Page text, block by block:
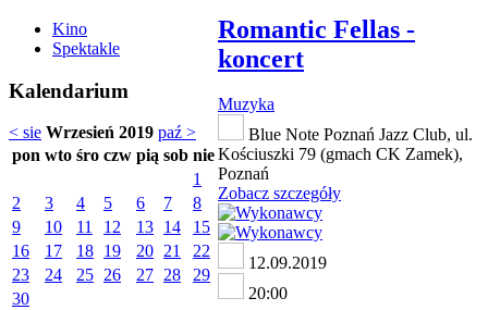
Kino
Spektakle
Kalendarium
< sie Wrzesień 2019 paź >
pon wto śro czw pią sob nie
1
2
3 4 5 6 7
8
9
10 11 12 13 14
15
16
17 18 19 20 21
22
23
24 25 26 27 28
29
30
Romantic Fellas -
koncert
Muzyka
Blue Note Poznań Jazz Club, ul.
Kościuszki 79 (gmach CK Zamek),
Poznań
Zobacz szczegóły
12.09.2019
20:00